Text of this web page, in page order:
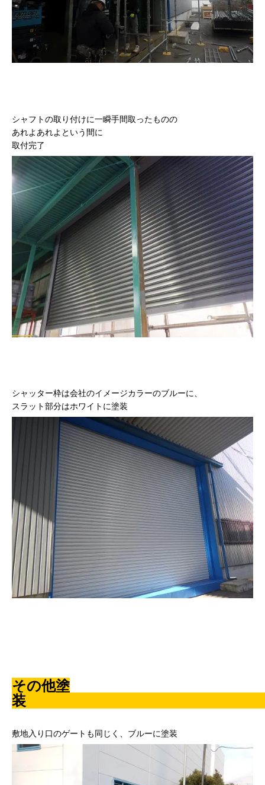
シャフトの取り付けに一瞬手間取ったものの
あれよあれよという間に
取付完了
シャッター枠は会社のイメージカラーのブルーに、
スラット部分はホワイトに塗装
その他塗
敷地入り口のゲートも同じく、ブルーに塗装